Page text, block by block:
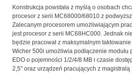
Konstrukcja powstała z myślą o osobach
procesor z serii MC68000/68010 z
Zalecanym procesorem umożliwiającym
jest procesor z serii MC68HC000. Jednak
będzie pracował z maksymalnym
Wicher 500i umożliwia podłączenie modułu
EDO o pojemności 1/2/4/8 MB i czasie
2,5" oraz urządzeń pracujących z magistralą